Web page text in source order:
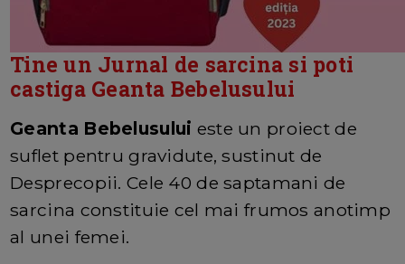
Tine un Jurnal de sarcina si poti
castiga Geanta Bebelusului
Geanta Bebelusului este un proiect de
suflet pentru gravidute, sustinut de
Desprecopii. Cele 40 de saptamani de
sarcina constituie cel mai frumos anotimp
al unei femei.